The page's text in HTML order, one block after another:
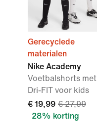
Gerecyclede
materialen
Nike Academy
Voetbalshorts met
Dri-FIT voor kids
€ 19,99 € 27,99
28% korting